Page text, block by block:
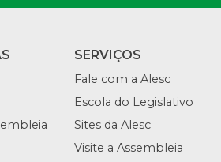
SERVIÇOS
Fale com a Alesc
Escola do Legislativo
Sites da Alesc
Visite a Assembleia